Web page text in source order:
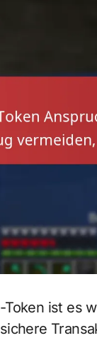
ist es